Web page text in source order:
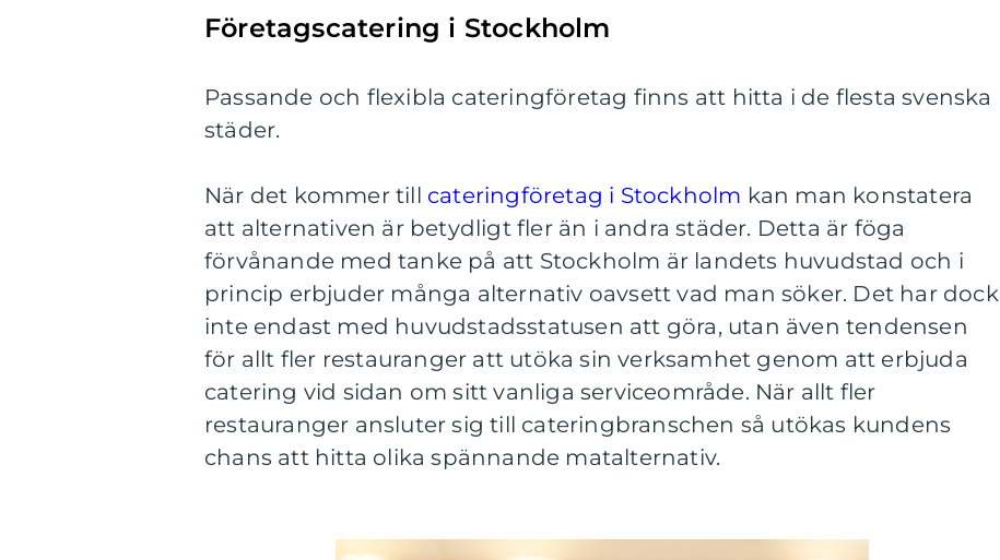
Företagscatering i Stockholm
Passande och flexibla cateringföretag finns att hitta i de flesta svenska
städer.
När det kommer till cateringföretag i Stockholm kan man konstatera
att alternativen är betydligt fler än i andra städer. Detta är föga
förvånande med tanke på att Stockholm är landets huvudstad och i
princip erbjuder många alternativ oavsett vad man söker. Det har dock
inte endast med huvudstadsstatusen att göra, utan även tendensen
för allt fler restauranger att utöka sin verksamhet genom att erbjuda
catering vid sidan om sitt vanliga serviceområde. När allt fler
restauranger ansluter sig till cateringbranschen så utökas kundens
chans att hitta olika spännande matalternativ.